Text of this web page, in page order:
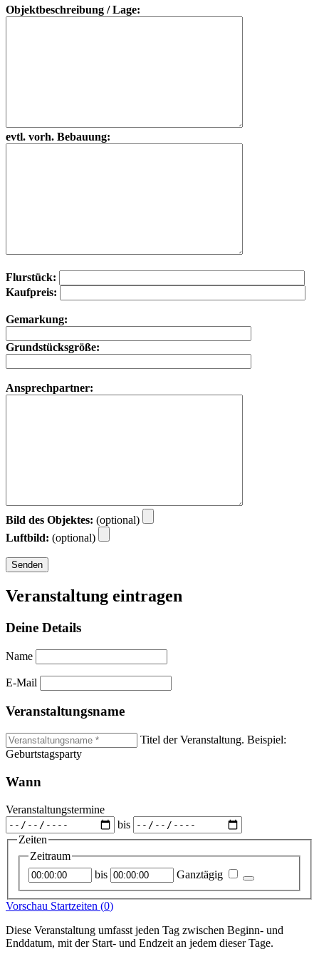
Objektbeschreibung / Lage:
evtl. vorh. Bebauung:
Flurstück:
Kaufpreis:
Gemarkung:
Grundstücksgröße:
Ansprechpartner:
Bild des Objektes: (optional)
Luftbild: (optional)
Veranstaltung eintragen
Deine Details
Name
E-Mail
Veranstaltungsname
Titel der Veranstaltung. Beispiel:
Geburtstagsparty
Wann
Veranstaltungstermine
bis
Zeiten
Zeitraum
Startzeitpunkt bis Endzeitpunkt Ganztägig
Vorschau Startzeiten (0)
Diese Veranstaltung umfasst jeden Tag zwischen Beginn- und
Enddatum, mit der Start- und Endzeit an jedem dieser Tage.